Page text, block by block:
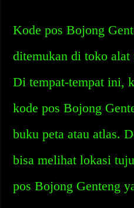
Kode pos Bojong
ditemukan di toko
Di tempat-tempat ini,
kode pos Bojong
buku peta atau atlas.
bisa melihat lokasi
pos Bojong Genteng